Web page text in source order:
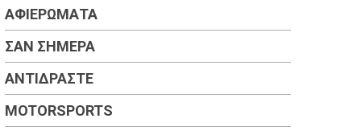
ΑΦΙΕΡΏΜΑΤΑ
ΣΑΝ ΣΉΜΕΡΑ
ΑΝΤΙΔΡΆΣΤΕ
MOTORSPORTS